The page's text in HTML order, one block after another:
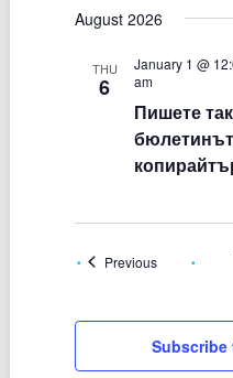
e
.
August 2026
THU
6
January 1 @
am
Пишете
бюлетинът
PreviousEvents
Subscribe